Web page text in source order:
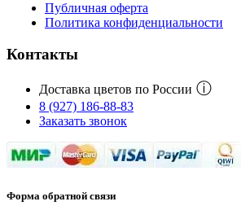
Публичная оферта
Политика конфиденциальности
Контакты
Доставка цветов по России ⓘ
8 (927) 186-88-83
Заказать звонок
Форма обратной связи